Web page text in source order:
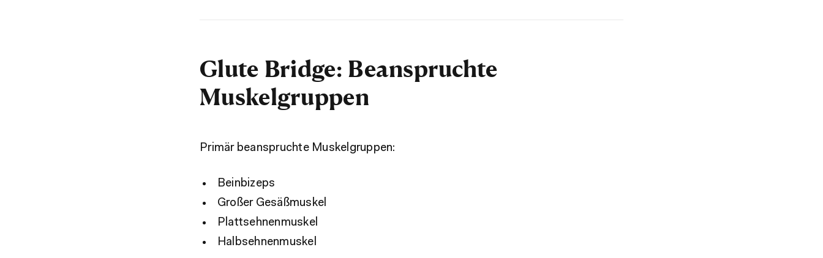
Glute Bridge: Beanspruchte
Muskelgruppen
Primär beanspruchte Muskelgruppen:
Beinbizeps
Großer Gesäßmuskel
Plattsehnenmuskel
Halbsehnenmuskel